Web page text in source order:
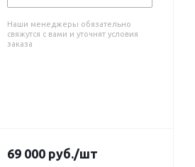
Наши менеджеры обязательно
свяжутся с вами и уточнят условия
заказа
69 000 руб./шт